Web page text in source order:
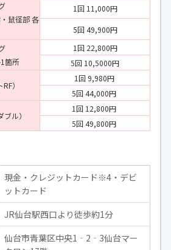
鼠径部 各
1回 11,000円
5回 49,900円
箇所
1回 22,800円
5回 10,5000円
）
1回 9,980円
5回 44,000円
ル）
1回 12,800円
5回 49,800円
現金・クレジットカード※4・デビ
ットカード
JR仙台駅西口より徒歩約1分
仙台市青葉区中央1‐2‐3仙台マー